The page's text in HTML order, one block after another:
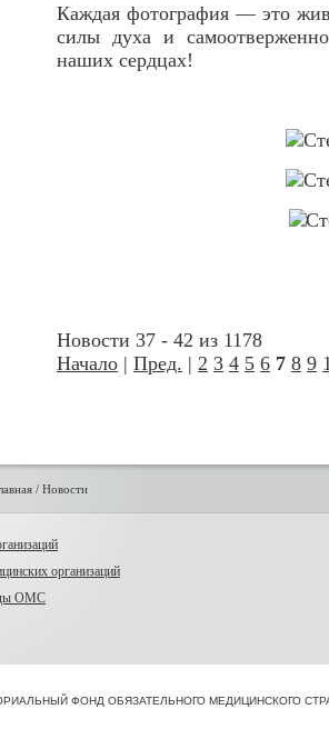
Каждая фотография — это
силы духа и
наших сердцах!
Новости 37 - 42 из 1178
Начало | Пред. | 2 3 4 5 6 7 8 9
/ Новости
организаций
ОМС
ФОНД ОБЯЗАТЕЛЬНОГО МЕДИЦИНСКОГО